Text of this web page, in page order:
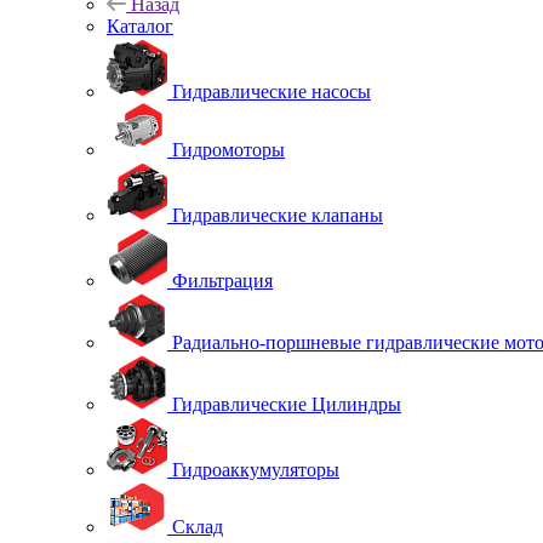
Назад
Каталог
Гидравлические насосы
Гидромоторы
Гидравлические клапаны
Фильтрация
Радиально-поршневые гидравлические
Гидравлические Цилиндры
Гидроаккумуляторы
Склад